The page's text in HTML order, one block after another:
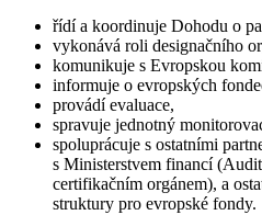
řídí a koordinuje Dohodu o
vykonává roli designačního
komunikuje s Evropskou
informuje o evropských
provádí evaluace,
spravuje jednotný
spoluprácuje s ostatními
s Ministerstvem financí
certifikačním orgánem), a
struktury pro evropské fondy.